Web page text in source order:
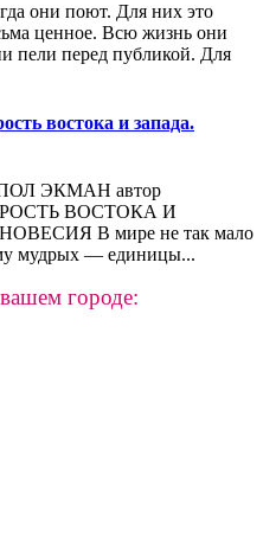
они поют. Для них это
ценное. Всю жизнь они
пели перед публикой. Для
востока и запада.
ПОЛ ЭКМАН автор
ВОСТОКА И
В мире не так мало
мудрых — единицы...
городе: